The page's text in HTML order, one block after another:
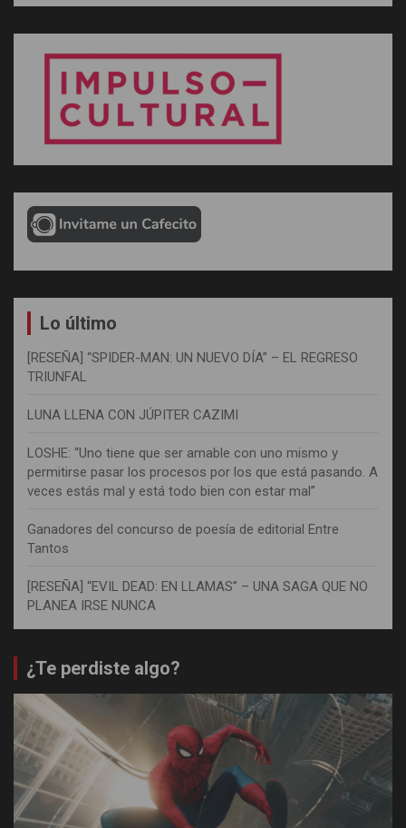
Lo último
[RESEÑA] “SPIDER-MAN: UN NUEVO DÍA” – EL REGRESO
TRIUNFAL
LUNA LLENA CON JÚPITER CAZIMI
LOSHE: “Uno tiene que ser amable con uno mismo y
permitirse pasar los procesos por los que está pasando. A
veces estás mal y está todo bien con estar mal”
Ganadores del concurso de poesía de editorial Entre
Tantos
[RESEÑA] “EVIL DEAD: EN LLAMAS” – UNA SAGA QUE NO
PLANEA IRSE NUNCA
¿Te perdiste algo?